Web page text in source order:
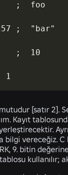
;  foo
;  "bar"
;  10
1
[satır 2].
Kayıt
vereceğiz.
9. bitin